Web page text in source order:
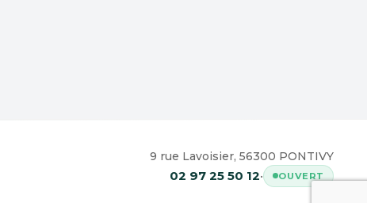
9 rue Lavoisier, 56300 PONTIVY
02 97 25 50 12• OUVERT